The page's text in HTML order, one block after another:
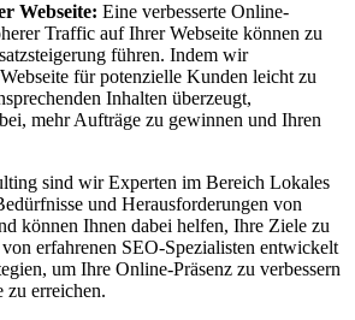
Webseite: Eine verbesserte Online-
Traffic auf Ihrer Webseite können zu
führen. Indem wir
für potenzielle Kunden leicht zu
Inhalten überzeugt,
mehr Aufträge zu gewinnen und Ihren
sind wir Experten im Bereich Lokales
und Herausforderungen von
können Ihnen dabei helfen, Ihre Ziele zu
erfahrenen SEO-Spezialisten entwickelt
um Ihre Online-Präsenz zu verbessern
zu erreichen.